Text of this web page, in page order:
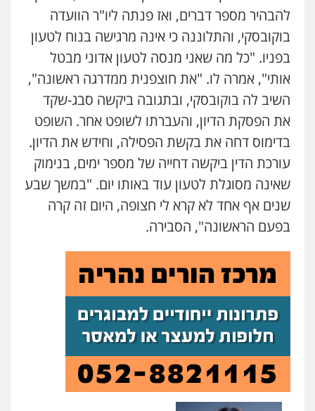
להבהיר מספר דברים, ואז פנתה ליו"ר הוועדה
בוקובסקי, והתלוננה כי אינה מרגישה בנוח לטעון
בפניו. "כל מה שאני מנסה לטעון אדוני מבטל
אותי", אמרה לו. "את חוצפנית ממדרגה ראשונה",
השיב לה בוקובסקי, ובתגובה ביקשה סבג-שקד
את הפסקת הדיון, והעברתו לשופט אחר. השופט
בדימוס דחה את בקשת הפסילה, וחידש את הדיון.
עורכת הדין ביקשה דחייה של מספר ימים, בנימוק
שאינה מסוגלת לטעון עוד באותו יום. "במשך שבע
שנים אף אחד לא קרא לי חצופה, היום זה קרה
בפעם הראשונה", הסבירה.